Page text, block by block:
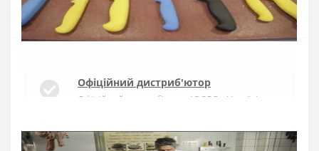
Купити
Офіційний дистриб'ютор
Офіційний дистриб'ютор ARCOS в Україні
Швидка доставка